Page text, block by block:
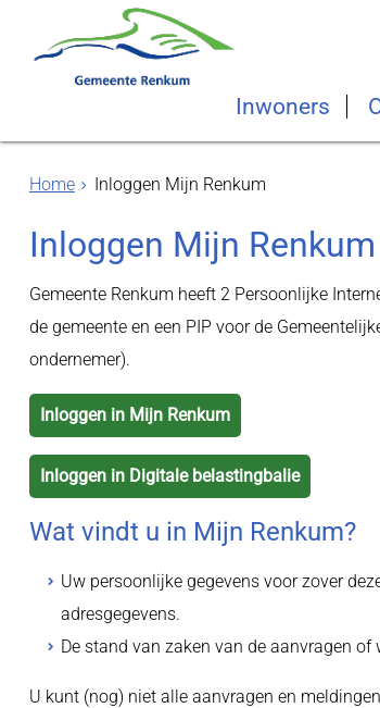
Inwoners
Home Inloggen Mijn Renkum
Inloggen Mijn Renkum
Gemeente Renkum heeft 2 Persoonlijke
de gemeente en een PIP voor de
ondernemer).
Inloggen in Mijn Renkum
Inloggen in Digitale belastingbalie
Wat vindt u in Mijn Renkum?
Uw persoonlijke gegevens voor zover
adresgegevens.
De stand van zaken van de aanvragen
U kunt (nog) niet alle aanvragen en